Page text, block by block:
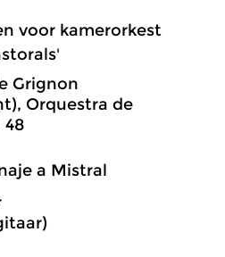
voor kamerorkest
Grignon
Orquestra de
48
a Mistral